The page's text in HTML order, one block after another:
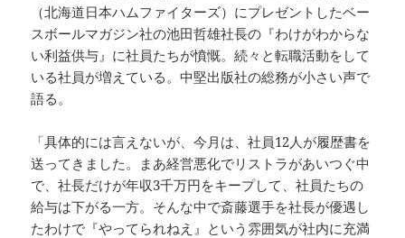
（北海道日本ハムファイターズ）にプレゼントしたベー
スボールマガジン社の池田哲雄社長の『わけがわからな
い利益供与』に社員たちが憤慨。続々と転職活動をして
いる社員が増えている。中堅出版社の総務が小さい声で
語る。
「具体的には言えないが、今月は、社員12人が履歴書を
送ってきました。まあ経営悪化でリストラがあいつぐ中
で、社長だけが年収3千万円をキープして、社員たちの
給与は下がる一方。そんな中で斎藤選手を社長が優遇し
たわけで『やってられねえ』という雰囲気が社内に充満